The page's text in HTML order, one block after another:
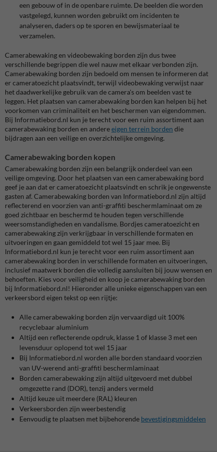
een gebouw of in de openbare ruimte. De beelden die worden
vastgelegd, kunnen worden gebruikt om incidenten te
analyseren, daders op te sporen en bewijsmateriaal te
verzamelen.
Camerabewaking en videobewaking borden zijn dus twee
verschillende begrippen die wel nauw met elkaar verbonden zijn.
Camerabewaking borden zijn bedoeld om mensen te informeren dat
er cameratoezicht plaatsvindt, terwijl videobewaking verwijst naar
het daadwerkelijke gebruik van de camera's om beelden vast te
leggen. Het plaatsen van camerabewaking borden kan helpen bij het
voorkomen van criminaliteit en het beschermen van eigendommen.
Bij Informatiebord.nl kun je terecht voor een ruim assortiment aan
camerabewaking borden en andereeigen terrein borden die
bijdragen aan een veilige en overzichtelijke omgeving.
Camerabewaking borden kopen
Camerabewaking borden zijn een belangrijk onderdeel van een
veilige omgeving. Door het plaatsen van een camerabewaking bord
geef je aan dat er cameratoezicht plaatsvindt en schrik je ongewenste
gasten af. Camerabewaking borden van Informatiebord.nl zijn altijd
reflecterend en voorzien van anti-graffiti beschermlaminaat om ze
goed zichtbaar en beschermd te houden tegen verschillende
weersomstandigheden en vandalisme. Bordjes cameratoezicht en
camerabewaking zijn verkrijgbaar in verschillende formaten en
uitvoeringen en gaan gemiddeld tot wel 15 jaar mee. Bij
Informatiebord.nl kun je terecht voor een ruim assortiment aan
camerabewaking borden in verschillende formaten en uitvoeringen,
inclusief maatwerk borden die volledig aansluiten bij jouw wensen en
behoeften. Kies voor veiligheid en koop je camerabewaking borden
bij Informatiebord.nl! Hieronder alle unieke eigenschappen van een
verkeersbord eigen tekst op een rijtje:
Alle camerabewaking borden zijn vervaardigd uit 100%
recyclebaar aluminium
Altijd een reflecterende opdruk, klasse 1 of klasse 3 met een
levensduur oplopend tot wel 15 jaar
Bij Informatiebord.nl worden alle borden standaard voorzien
van UV-werend anti-graffiti beschermlaminaat
Borden camerabewaking zijn altijd uitgevoerd met dubbel
omgezette rand (DOR), tenzij anders vermeld
Altijd keuze uit meerdere (RAL) kleuren
Verkeersborden zijn weerbestendig
Eenvoudig te plaatsen met bijbehorende bevestigingsmiddelen